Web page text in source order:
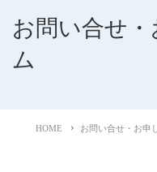
お問い合せ
ム
HOME お問い合せ・お申